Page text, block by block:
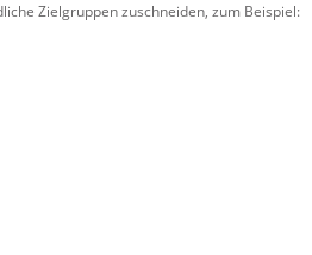
Zielgruppen zuschneiden, zum Beispiel: